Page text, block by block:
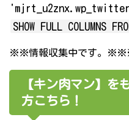
SHOW FULL COLUMNS
※※情報収集中です。
【キン肉マン】を
方こちら！